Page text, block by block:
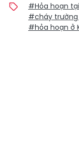
#Hỏa hoạn
#cháy trường
#hỏa hoạn ở